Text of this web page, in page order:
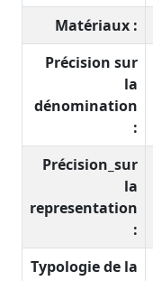
Matériaux :
Précision sur
la
dénomination
:
Précision_sur
la
representation
:
Typologie de la